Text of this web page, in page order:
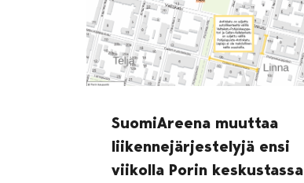
SuomiAreena muuttaa
liikennejärjestelyjä ensi
viikolla Porin keskustassa